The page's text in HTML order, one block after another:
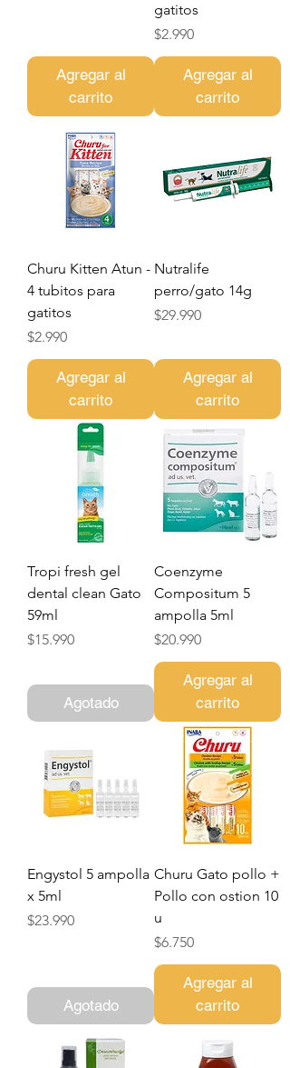
Agregar al
carrito
gatitos
Precio
$2.990
Agregar al
carrito
Churu Kitten Atun -
4 tubitos para
gatitos
Precio
$2.990
Agregar al
carrito
Nutralife
perro/gato 14g
Precio
$29.990
Agregar al
carrito
Tropi fresh gel
dental clean Gato
59ml
Precio
$15.990
Agotado
Coenzyme
Compositum 5
ampolla 5ml
Precio
$20.990
Agregar al
carrito
Engystol 5 ampolla
x 5ml
Precio
$23.990
Agotado
Churu Gato pollo +
Pollo con ostion 10
u
Precio
$6.750
Agregar al
carrito